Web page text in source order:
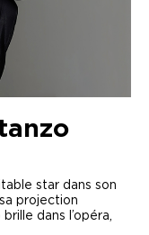
star dans son
projection
dans l’opéra,